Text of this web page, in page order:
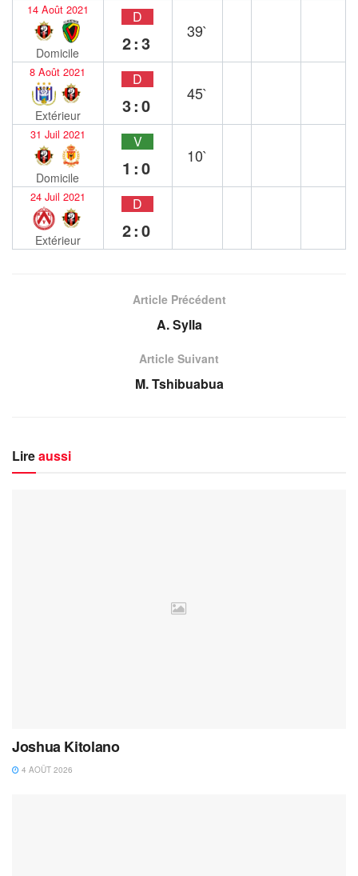
14 Août 2021
Domicile
D
2:3
39`
8 Août 2021
Extérieur
D
3:0
45`
31 Juil 2021
Domicile
V
1:0
10`
24 Juil 2021
Extérieur
D
2:0
Article Précédent
A. Sylla
Article Suivant
M. Tshibuabua
Lireaussi
Joshua Kitolano
4 AOÛT 2026